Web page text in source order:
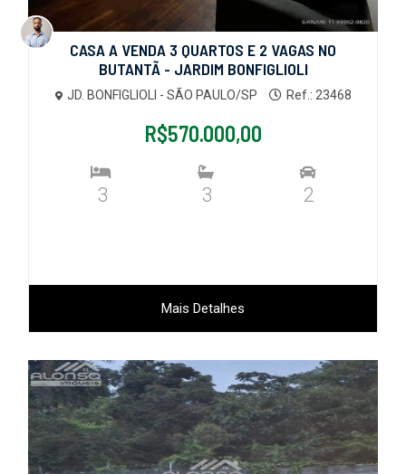
CASA A VENDA 3 QUARTOS E 2 VAGAS NO
BUTANTÃ - JARDIM BONFIGLIOLI
JD. BONFIGLIOLI - SÃO PAULO/SP Ref.: 23468
R$570.000,00
3 3 2
Mais Detalhes